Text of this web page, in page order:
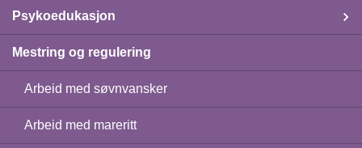
Psykoedukasjon
Mestring og regulering
Arbeid med søvnvansker
Arbeid med mareritt